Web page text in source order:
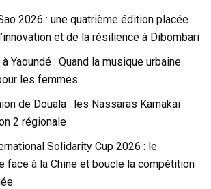
2026 : une quatrième édition placée
et de la résilience à Dibombari
Yaoundé : Quand la musique urbaine
les femmes
de Douala : les Nassaras Kamakaï
2 régionale
Solidarity Cup 2026 : le
face à la Chine et boucle la compétition